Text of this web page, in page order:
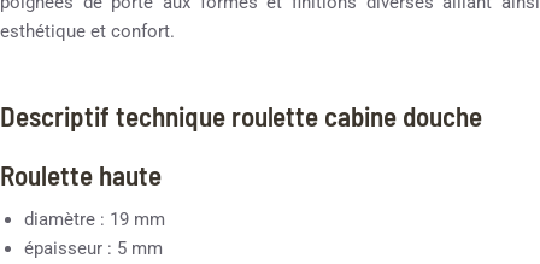
esthétique et confort.
Descriptif technique roulette cabine douche
Roulette haute
diamètre : 19 mm
épaisseur : 5 mm